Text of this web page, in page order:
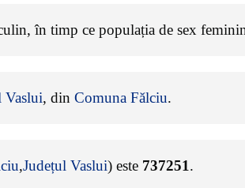
în timp ce populația de sex
Vaslui, din Comuna Fălciu.
,Județul Vaslui) este 737251.